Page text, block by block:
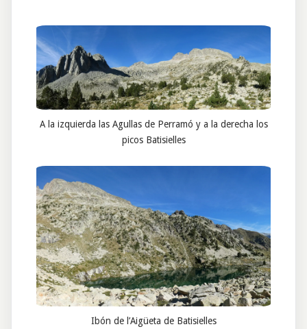
A la izquierda las Agullas de Perramó y a la derecha los
picos Batisielles
Ibón de l’Aigüeta de Batisielles